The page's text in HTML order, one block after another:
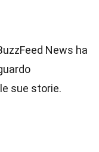
News ha
sue storie.